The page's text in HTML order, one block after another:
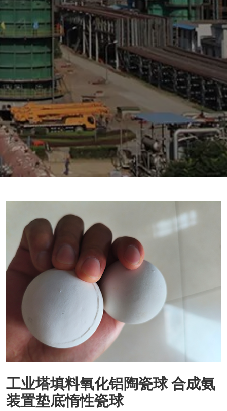
工业塔填料氧化铝陶瓷球 合成氨
装置垫底惰性瓷球